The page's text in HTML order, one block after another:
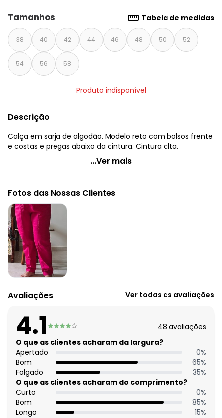
Tamanhos Tabela de medidas
38 40 42 44 46 48 50 52
54 56 58
Produto indisponível
Descrição
Calça em sarja de algodão. Modelo reto com bolsos frente
e costas e pregas abaixo da cintura. Cintura alta.
Quintess - Calça Pink Reta com Pregas e Bolsos
Modelagem: Solto
Cintura: Média
Complemento: Bolsos; pregas
Observação: Bolsos funcionais
Fechamento: Botão e zíper
Tecido: Sarja
Composição: Conforme imagem etiqueta
Histórico de preços
algum dia do mês, para o menor tamanho disponível.
agosto/2026
N/D*
junho/2026 N/D*
maio/2026 N/D*
abril/2026
março/2026 N/D*
fevereiro/2026 N/D*
...Ver mais
Fotos das Nossas Clientes
Avaliações Ver todas as avaliações
4.1 48 avaliações
O que as clientes acharam da largura?
Apertado
0%
Bom
65%
Folgado
35%
O que as clientes acharam do comprimento?
Curto
0%
Bom
85%
Longo
15%